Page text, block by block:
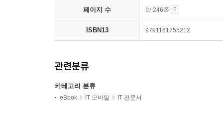
페이지 수 약 246쪽
ISBN13 9791161755212
관련분류
카테고리 분류
eBook IT 모바일 IT 전문서